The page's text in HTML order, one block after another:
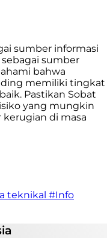
sumber informasi
sumber
bahwa
memiliki tingkat
Pastikan Sobat
yang mungkin
di masa
teknikal #Info